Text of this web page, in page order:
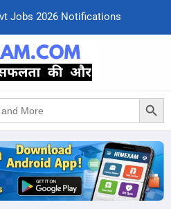
vt Jobs 2026 Notifcations
Search Button